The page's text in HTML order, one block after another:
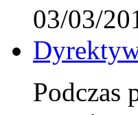
03/03/
Podczas